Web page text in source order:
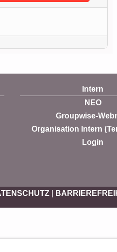
Intern
NEO
Groupwise-
Organisation Intern
Login
|